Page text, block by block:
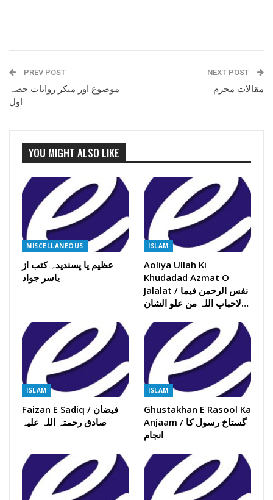
PREV POST
موضوع اور منکر روایات حصہ
اول
NEXT POST
مقالات محرم
YOU MIGHT ALSO LIKE
MISCELLANEOUS
عظیم یا پسندیدہ کتب از
یاسر جواد
ISLAM
Aoliya Ullah Ki
Khudadad Azmat O
Jalalat / نفس الرحمن فیما
لاحباب اللہ من علو الشان…
ISLAM
Faizan E Sadiq / فیضان
صادق رحمتہ اللہ علیہ
ISLAM
Ghustakhan E Rasool Ka
Anjaam / گستاخ رسول کا
انجام